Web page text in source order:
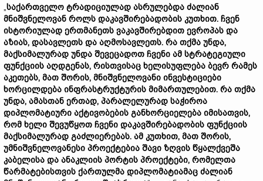
„საქართველო ტრადიციულად ასრულებდა ძალიან
მნიშვნელოვან როლს დაკავშირებადობის კუთხით. ჩვენ
ისტორიულად ერთმანეთს ვაკავშირებდით ევროპას და
აზიას, დასავლეთს და აღმოსავლეთს. რა თქმა უნდა,
მაქსიმალურად უნდა შევეცადოთ ჩვენი ამ სტრატეგიული
ფუნქციის აღდგენას, რისთვისაც ხელისუფლება ბევრ რამეს
აკეთებს, მათ შორის, მნიშვნელოვანი ინვესტიციები
ხორცილდება ინფრასტრუქტურის მიმართულებით. რა თქმა
უნდა, ამასთან ერთად, პარალელურად საჭიროა
დიპლომატიური აქტივობების განხორციელება იმისათვის,
რომ ხელი შევუწყოთ ჩვენი დაკავშირებადობის ფუნქციის
მაქსიმალურად გაძლიერებას. ამ კუთხით, მათ შორის,
უმნიშვნელოვანესი პროექტებია შავი ზღვის წყალქვეშა
კაბელისა და ანაკლიის პორტის პროექტები, რომელთა
წარმატებისთვის ქართულმა დიპლომატიამაც ძალიან